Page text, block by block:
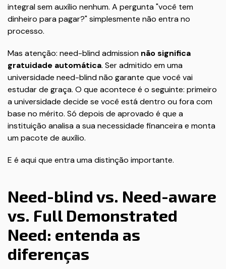
integral sem auxílio nenhum. A pergunta "você tem
dinheiro para pagar?" simplesmente não entra no
processo.
Mas atenção: need-blind admission não significa
gratuidade automática. Ser admitido em uma
universidade need-blind não garante que você vai
estudar de graça. O que acontece é o seguinte: primeiro
a universidade decide se você está dentro ou fora com
base no mérito. Só depois de aprovado é que a
instituição analisa a sua necessidade financeira e monta
um pacote de auxílio.
E é aqui que entra uma distinção importante.
Need-blind vs. Need-aware
vs. Full Demonstrated
Need: entenda as
diferenças